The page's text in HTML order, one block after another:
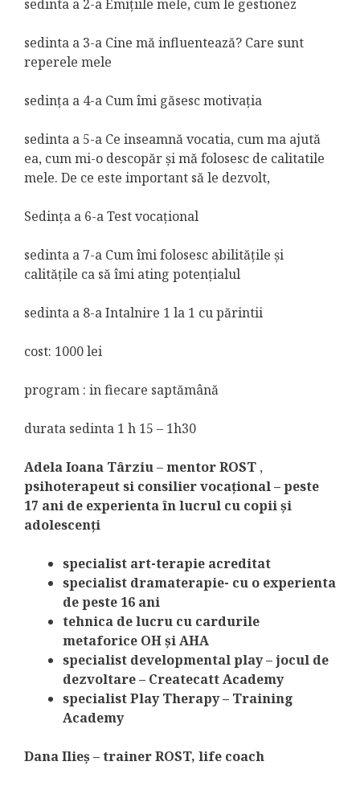
sedinta a 2-a Emițiile mele, cum le gestionez
sedinta a 3-a Cine mă influentează? Care sunt
reperele mele
sedința a 4-a Cum îmi găsesc motivația
sedinta a 5-a Ce inseamnă vocatia, cum ma ajută
ea, cum mi-o descopăr și mă folosesc de calitatile
mele. De ce este important să le dezvolt,
Sedința a 6-a Test vocațional
sedinta a 7-a Cum îmi folosesc abilitățile și
calitățile ca să îmi ating potențialul
sedinta a 8-a Intalnire 1 la 1 cu părintii
cost: 1000 lei
program : in fiecare saptămână
durata sedinta 1 h 15 – 1h30
Adela Ioana Târziu–mentor ROST ,
psihoterapeut si consilier vocațional – peste
17 ani de experienta în lucrul cu copii și
adolescenți
specialist art-terapie acreditat
specialist dramaterapie- cu o experienta
de peste 16 ani
tehnica de lucru cu cardurile
metaforice OH și AHA
specialist developmental play – jocul de
dezvoltare – Createcatt Academy
specialist Play Therapy – Training
Academy
Dana Ilieș – trainer ROST, life coach